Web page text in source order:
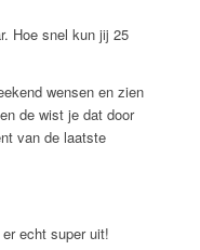
Hoe snel kun jij 25
wensen en zien
de wist je dat door
van de laatste
echt super uit!